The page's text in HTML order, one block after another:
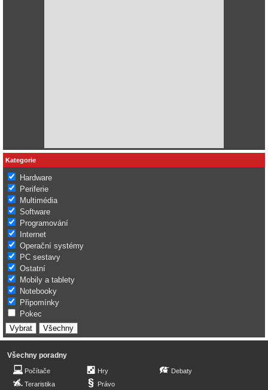
Kategorie
Hardware
Periferie
Multimédia
Software
Programování
Internet
Operační systémy
PC sestavy
Ostatní
Mobily a tablety
Notebooky
Připomínky
Pokec
Všechny poradny
Počítače
Teraristika
Hry
Právo
Debaty